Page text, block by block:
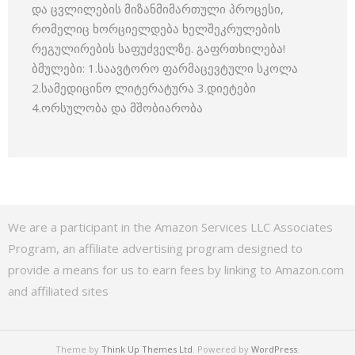
და ცვლილების მიზანმიმართული პროცესი,
რომელიც ხორციელდება ხელშეკრულების
რეგულირების საფუძველზე. გაფრთხილება!
ბმულები: 1.საავტორო ფარმაცევტული სკოლა
2.სამედიცინო ლიტერატურა 3.დიეტები
4.ორსულობა და მშობიარობა
We are a participant in the Amazon Services LLC Associates
Program, an affiliate advertising program designed to
provide a means for us to earn fees by linking to Amazon.com
and affiliated sites
Theme by Think Up Themes Ltd. Powered by WordPress.